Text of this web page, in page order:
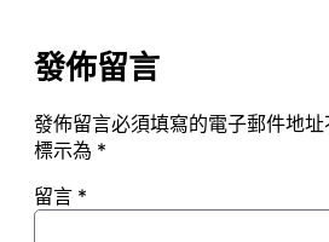
發佈留言
發佈留言必須填寫的電子郵件地址
標示為 *
留言 *